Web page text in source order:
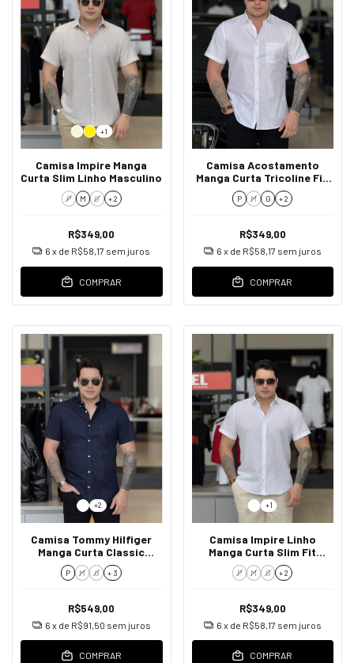
+1
Camisa Impire Manga
Curta Slim Linho Masculino
P M G + 2
R$349,00
6 x de R$58,17 sem juros
COMPRAR
Camisa Acostamento
Manga Curta Tricoline Fio
50 Masculino
P M G + 2
R$349,00
6 x de R$58,17 sem juros
COMPRAR
+2
Camisa Tommy Hilfiger
Manga Curta Classic
Poplin Masculino
P M G + 3
R$549,00
6 x de R$91,50 sem juros
COMPRAR
+1
Camisa Impire Linho
Manga Curta Slim Fit
Masculino
P M G + 2
R$349,00
6 x de R$58,17 sem juros
COMPRAR